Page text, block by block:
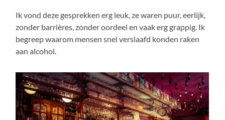
Ik vond deze gesprekken erg leuk, ze waren puur, eerlijk,
zonder barrières, zonder oordeel en vaak erg grappig. Ik
begreep waarom mensen snel verslaafd konden raken
aan alcohol.